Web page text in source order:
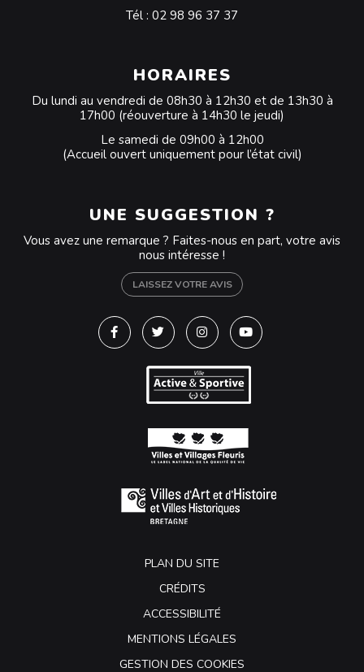
Tél : 02 98 96 37 37
HORAIRES
Du lundi au vendredi de 08h30 à 12h30 et de 13h30 à
17h00 (réouverture à 14h30 le jeudi)
Le samedi de 09h00 à 12h00
(Accueil ouvert uniquement pour l’état civil)
UNE SUGGESTION ?
Vous avez une remarque ? Faites-nous en part, votre avis
nous intéresse !
LAISSEZ VOTRE AVIS
Lien vers le compte Facebook
Lien vers le compte Twitter
Lien vers le compte
Lien vers la chaîne
PLAN DU SITE
CRÉDITS
ACCESSIBILITÉ
MENTIONS LÉGALES
GESTION DES COOKIES